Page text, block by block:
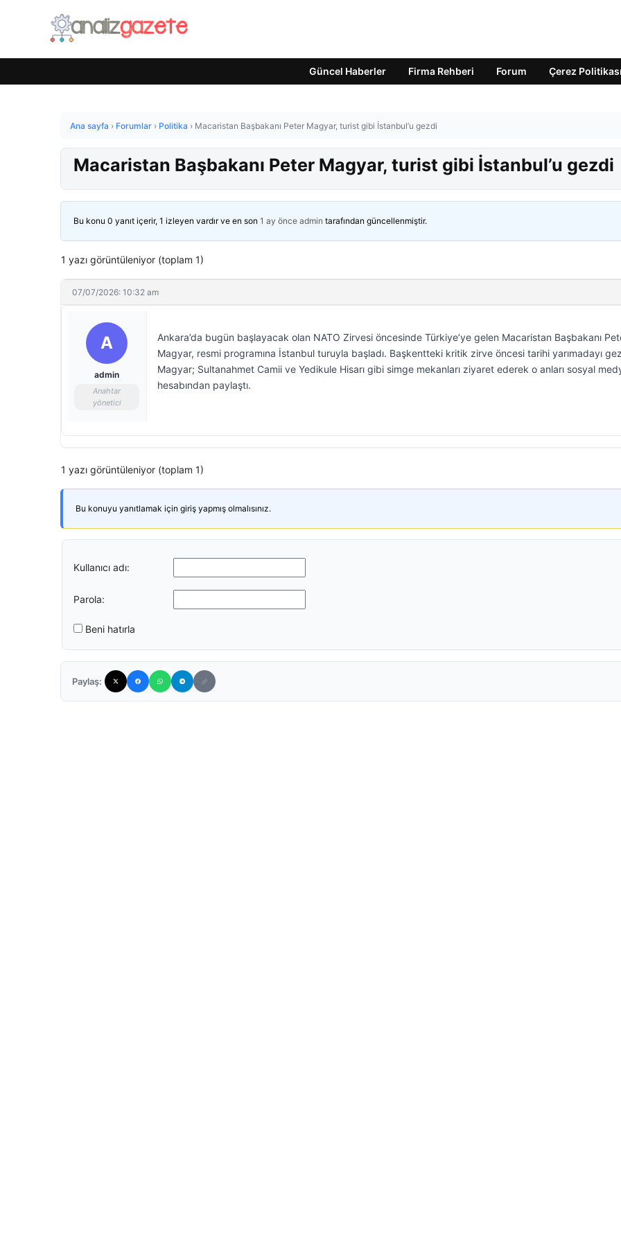
Güncel Haberler Firma Rehberi Forum Çerez Politikası
Ana sayfa › Forumlar › Politika › Macaristan Başbakanı Peter Magyar, turist gibi İstanbul’u gezdi
Macaristan Başbakanı Peter Magyar, turist gibi İstanbul’u gezdi
Bu konu 0 yanıt içerir, 1 izleyen vardır ve en son 1 ay önce admin tarafından güncellenmiştir.
1 yazı görüntüleniyor (toplam 1)
07/07/2026: 10:32 am
A
admin
Anahtar
yönetici
Ankara’da bugün başlayacak olan NATO Zirvesi öncesinde Türkiye’ye gelen Macaristan Başbakanı
Magyar, resmi programına İstanbul turuyla başladı. Başkentteki kritik zirve öncesi tarihi yarımadayı
Magyar; Sultanahmet Camii ve Yedikule Hisarı gibi simge mekanları ziyaret ederek o anları sosyal
hesabından paylaştı.
1 yazı görüntüleniyor (toplam 1)
Bu konuyu yanıtlamak için giriş yapmış olmalısınız.
Kullanıcı adı:
Parola:
Beni hatırla
Paylaş: